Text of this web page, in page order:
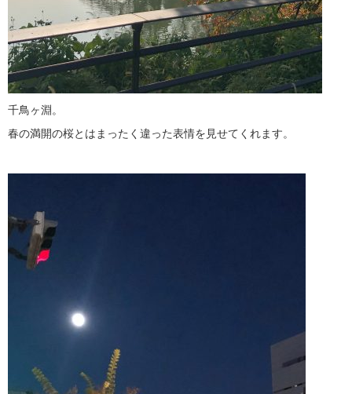
千鳥ヶ淵。
春の満開の桜とはまったく違った表情を見せてくれます。